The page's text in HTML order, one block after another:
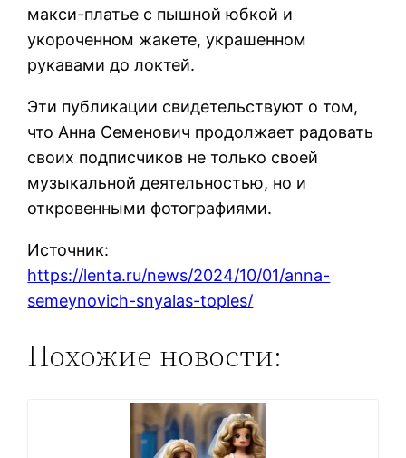
макси-платье с пышной юбкой и
укороченном жакете, украшенном
рукавами до локтей.
Эти публикации свидетельствуют о том,
что Анна Семенович продолжает радовать
своих подписчиков не только своей
музыкальной деятельностью, но и
откровенными фотографиями.
Источник:
https://lenta.ru/news/2024/10/01/anna-
semeynovich-snyalas-toples/
Похожие новости: